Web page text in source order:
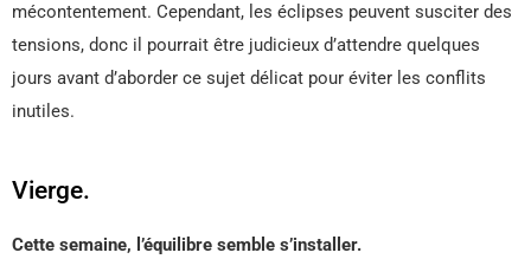
mécontentement. Cependant, les éclipses peuvent susciter des
tensions, donc il pourrait être judicieux d’attendre quelques
jours avant d’aborder ce sujet délicat pour éviter les conflits
inutiles.
Vierge.
Cette semaine, l’équilibre semble s’installer.